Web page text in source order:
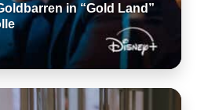
in “Gold Land”